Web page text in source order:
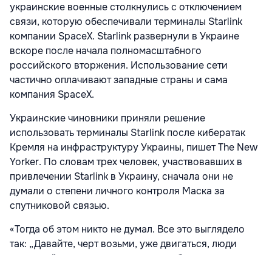
украинские военные столкнулись с отключением
связи, которую обеспечивали терминалы Starlink
компании SpaceX. Starlink развернули в Украине
вскоре после начала полномасштабного
российского вторжения. Использование сети
частично оплачивают западные страны и сама
компания SpaceX.
Украинские чиновники приняли решение
использовать терминалы Starlink после кибератак
Кремля на инфраструктуру Украины, пишет The New
Yorker. По словам трех человек, участвовавших в
привлечении Starlink в Украину, сначала они не
думали о степени личного контроля Маска за
спутниковой связью.
«Тогда об этом никто не думал. Все это выглядело
так: „Давайте, черт возьми, уже двигаться, люди